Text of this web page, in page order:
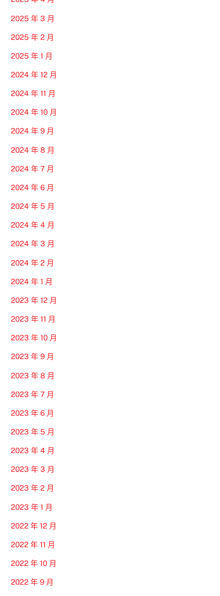
2025 年 3 月
2025 年 2 月
2025 年 1 月
2024 年 12 月
2024 年 11 月
2024 年 10 月
2024 年 9 月
2024 年 8 月
2024 年 7 月
2024 年 6 月
2024 年 5 月
2024 年 4 月
2024 年 3 月
2024 年 2 月
2024 年 1 月
2023 年 12 月
2023 年 11 月
2023 年 10 月
2023 年 9 月
2023 年 8 月
2023 年 7 月
2023 年 6 月
2023 年 5 月
2023 年 4 月
2023 年 3 月
2023 年 2 月
2023 年 1 月
2022 年 12 月
2022 年 11 月
2022 年 10 月
2022 年 9 月